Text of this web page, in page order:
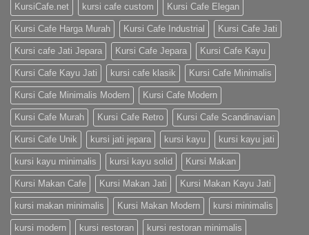
KursiCafe.net kursi cafe custom Kursi Cafe Elegan
Kursi Cafe Harga Murah Kursi Cafe Industrial Kursi Cafe Jati
Kursi cafe Jati Jepara Kursi Cafe Jepara Kursi Cafe Kayu
Kursi Cafe Kayu Jati kursi cafe klasik Kursi Cafe Minimalis
Kursi Cafe Minimalis Modern Kursi Cafe Modern
Kursi Cafe Murah Kursi Cafe Retro Kursi Cafe Scandinavian
Kursi Cafe Unik kursi jati jepara kursi kayu kursi kayu jati
kursi kayu minimalis kursi kayu solid Kursi Makan
Kursi Makan Cafe Kursi Makan Jati Kursi Makan Kayu Jati
kursi makan minimalis Kursi Makan Modern kursi minimalis
kursi modern kursi restoran kursi restoran minimalis